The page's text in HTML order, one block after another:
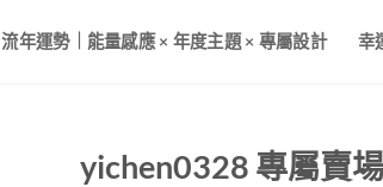
流年運勢｜能量感應 × 年度主題 × 專屬設計 幸
yichen0328 專屬賣場